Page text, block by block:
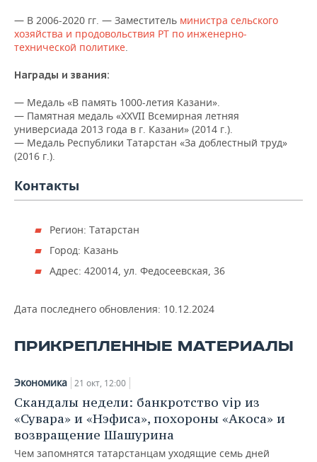
— В 2006-2020 гг. — Заместитель министра сельского
хозяйства и продовольствия РТ по инженерно-
технической политике
Награды и звания:
— Медаль «В память 1000-летия Казани».
— Памятная медаль «XXVII Всемирная летняя
универсиада 2013 года в г. Казани» (2014 г.).
— Медаль Республики Татарстан «За доблестный труд»
(2016 г.).
Контакты
Регион: Татарстан
Город: Казань
Адрес: 420014, ул. Федосеевская, 36
Дата последнего обновления: 10.12.2024
ПРИКРЕПЛЕННЫЕ МАТЕРИАЛЫ
Экономика 21 окт, 12:00
Скандалы недели: банкротство vip из
«Сувара» и «Нэфиса», похороны «Акоса» и
возвращение Шашурина
Чем запомнятся татарстанцам уходящие семь дней